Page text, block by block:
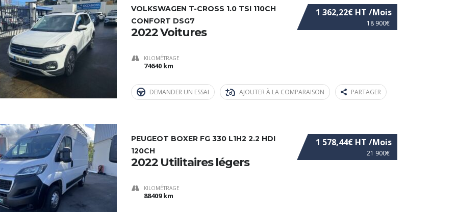
18 900€
1 362,22€ HT /Mois
VOLKSWAGEN T-CROSS 1.0 TSI 110CH
CONFORT DSG7
2022 Voitures
KILOMÉTRAGE
74640 km
DEMANDER UN ESSAI AJOUTER À LA COMPARAISON PARTAGER
21 900€
1 578,44€ HT /Mois
PEUGEOT BOXER FG 330 L1H2 2.2 HDI
120CH
2022 Utilitaires légers
KILOMÉTRAGE
88409 km